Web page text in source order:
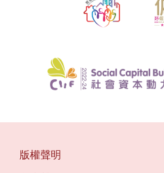
版權聲明